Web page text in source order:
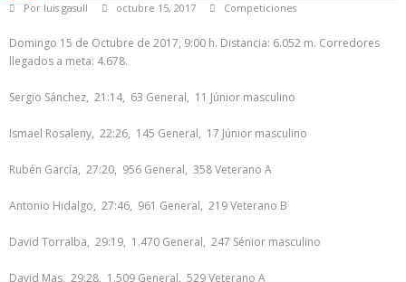
Por luis gasull octubre 15, 2017 Competiciones
Domingo 15 de Octubre de 2017, 9:00 h. Distancia: 6.052 m. Corredores
llegados a meta: 4.678.
Sergio Sánchez, 21:14, 63 General, 11 Júnior masculino
Ismael Rosaleny, 22:26, 145 General, 17 Júnior masculino
Rubén García, 27:20, 956 General, 358 Veterano A
Antonio Hidalgo, 27:46, 961 General, 219 Veterano B
David Torralba, 29:19, 1.470 General, 247 Sénior masculino
David Mas, 29:28, 1.509 General, 529 Veterano A